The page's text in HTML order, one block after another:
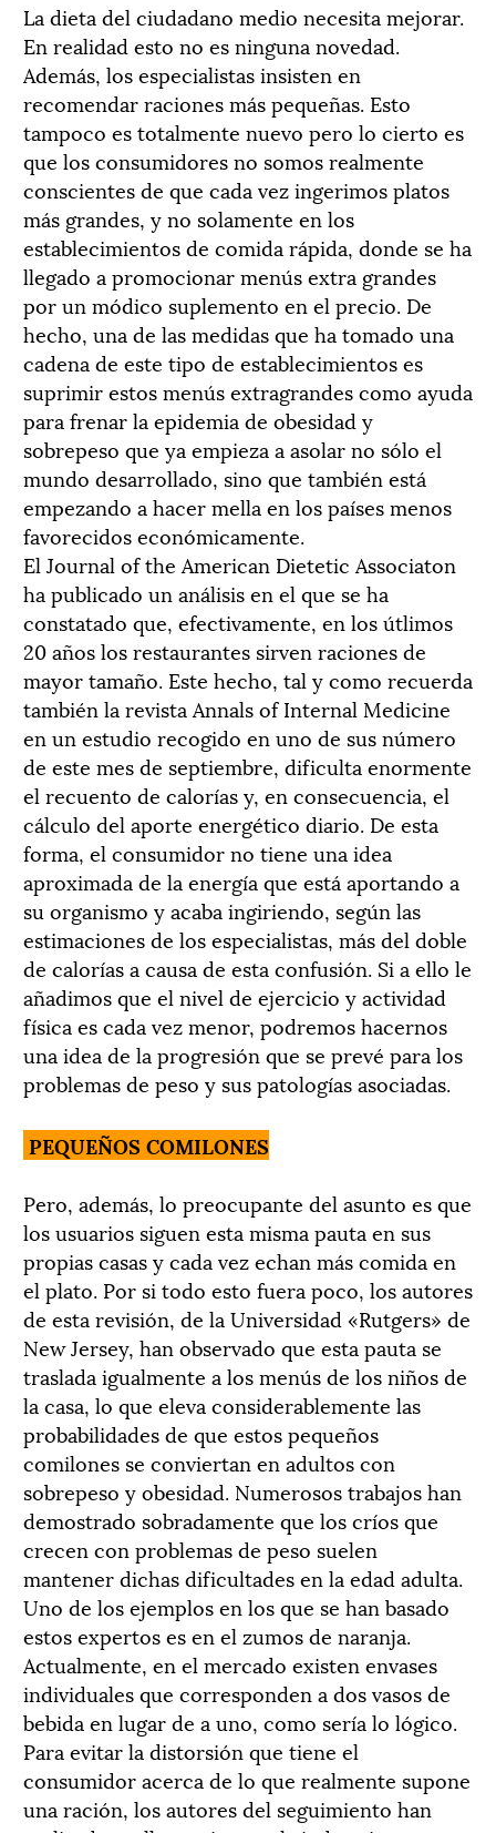
La dieta del ciudadano medio necesita mejorar.
En realidad esto no es ninguna novedad.
Además, los especialistas insisten en
recomendar raciones más pequeñas. Esto
tampoco es totalmente nuevo pero lo cierto es
que los consumidores no somos realmente
conscientes de que cada vez ingerimos platos
más grandes, y no solamente en los
establecimientos de comida rápida, donde se ha
llegado a promocionar menús extra grandes
por un módico suplemento en el precio. De
hecho, una de las medidas que ha tomado una
cadena de este tipo de establecimientos es
suprimir estos menús extragrandes como ayuda
para frenar la epidemia de obesidad y
sobrepeso que ya empieza a asolar no sólo el
mundo desarrollado, sino que también está
empezando a hacer mella en los países menos
favorecidos económicamente.
El Journal of the American Dietetic Associaton
ha publicado un análisis en el que se ha
constatado que, efectivamente, en los útlimos
20 años los restaurantes sirven raciones de
mayor tamaño. Este hecho, tal y como recuerda
también la revista Annals of Internal Medicine
en un estudio recogido en uno de sus número
de este mes de septiembre, dificulta enormente
el recuento de calorías y, en consecuencia, el
cálculo del aporte energético diario. De esta
forma, el consumidor no tiene una idea
aproximada de la energía que está aportando a
su organismo y acaba ingiriendo, según las
estimaciones de los especialistas, más del doble
de calorías a causa de esta confusión. Si a ello le
añadimos que el nivel de ejercicio y actividad
física es cada vez menor, podremos hacernos
una idea de la progresión que se prevé para los
problemas de peso y sus patologías asociadas.
PEQUEÑOS COMILONES
Pero, además, lo preocupante del asunto es que
los usuarios siguen esta misma pauta en sus
propias casas y cada vez echan más comida en
el plato. Por si todo esto fuera poco, los autores
de esta revisión, de la Universidad «Rutgers» de
New Jersey, han observado que esta pauta se
traslada igualmente a los menús de los niños de
la casa, lo que eleva considerablemente las
probabilidades de que estos pequeños
comilones se conviertan en adultos con
sobrepeso y obesidad. Numerosos trabajos han
demostrado sobradamente que los críos que
crecen con problemas de peso suelen
mantener dichas dificultades en la edad adulta.
Uno de los ejemplos en los que se han basado
estos expertos es en el zumos de naranja.
Actualmente, en el mercado existen envases
individuales que corresponden a dos vasos de
bebida en lugar de a uno, como sería lo lógico.
Para evitar la distorsión que tiene el
consumidor acerca de lo que realmente supone
una ración, los autores del seguimiento han